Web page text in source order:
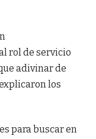
rol de servicio
adivinar de
los
para buscar en